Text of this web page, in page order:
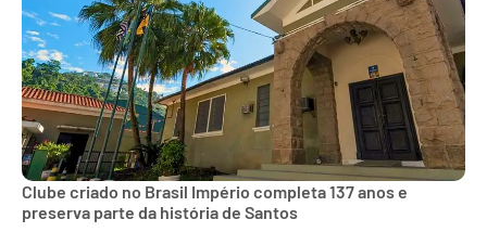
Clube criado no Brasil Império completa 137 anos e
preserva parte da história de Santos